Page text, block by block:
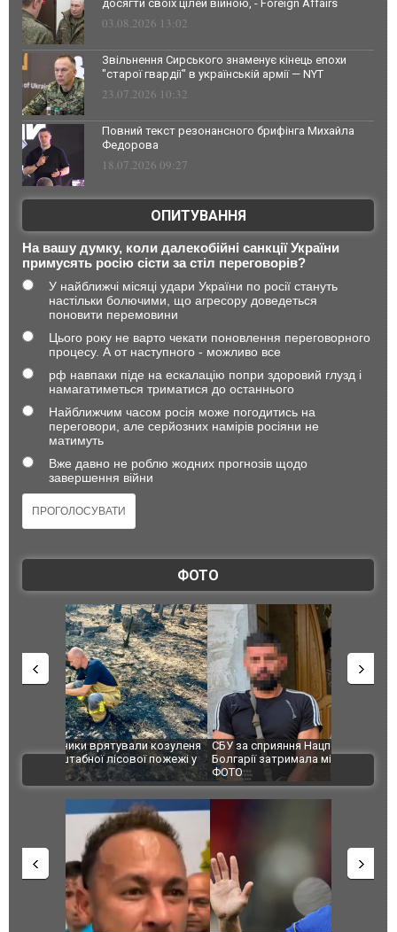
досягти своїх цілей війною, - Foreign Affairs
03.08.2026 13:02
Звільнення Сирського знаменує кінець епохи
"старої гвардії" в українській армії — NYT
23.07.2026 10:32
Повний текст резонансного брифінга Михайла
Федорова
18.07.2026 09:27
ОПИТУВАННЯ
На вашу думку, коли далекобійні санкції України
примусять росію сісти за стіл переговорів?
У найближчі місяці удари України по росії стануть
настільки болючими, що агресору доведеться
поновити перемовини
Цього року не варто чекати поновлення переговорного
процесу. А от наступного - можливо все
рф навпаки піде на ескалацію попри здоровий глузд і
намагатиметься триматися до останнього
Найближчим часом росія може погодитись на
переговори, але серйозних намірів росіяни не
матимуть
Вже давно не роблю жодних прогнозів щодо
завершення війни
ФОТО
пожежі у
СБУ за сприяння Нацполіції та правоохоронців
Болгарії затримала міжнародного наркобарона.
ФОТО
Росіяни
одна
ВІДЕО